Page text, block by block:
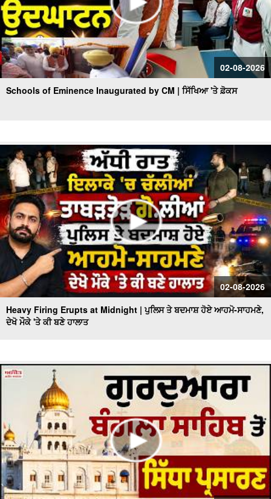
02-08-2026
Schools of Eminence Inaugurated by CM | ਸਿੱਖਿਆ 'ਤੇ ਫ਼ੋਕਸ
02-08-2026
Heavy Firing Erupts at Midnight | ਪੁਲਿਸ ਤੇ ਬਦਮਾਸ਼ ਹੋਏ ਆਹਮੋ-ਸਾਹਮਣੇ,
ਦੇਖੋ ਮੌਕੇ 'ਤੇ ਕੀ ਬਣੇ ਹਾਲਾਤ